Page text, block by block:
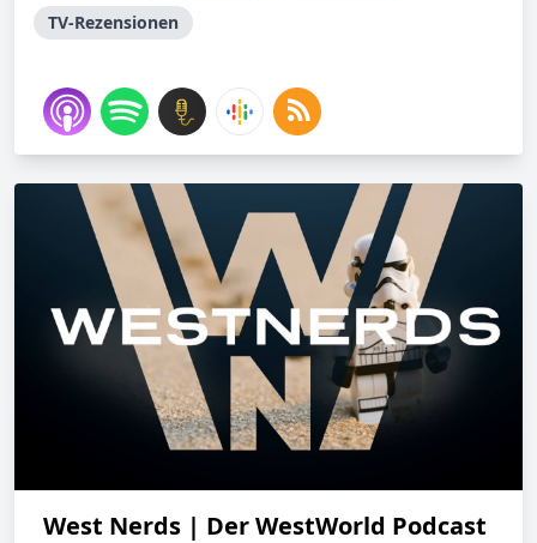
TV-Rezensionen
West Nerds | Der WestWorld Podcast